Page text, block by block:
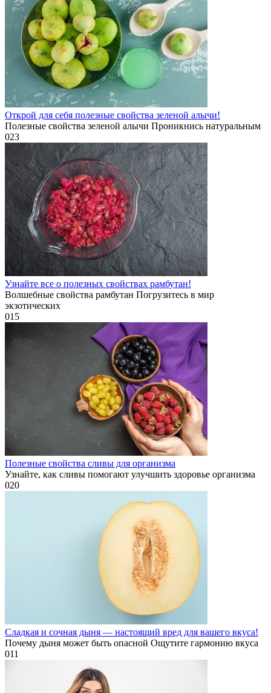
Открой для себя полезные свойства зеленой алычи!
Полезные свойства зеленой алычи Проникнись натуральным
023
Узнайте все о полезных свойствах рамбутан!
Волшебные свойства рамбутан Погрузитесь в мир
экзотических
015
Полезные свойства сливы для организма
Узнайте, как сливы помогают улучшить здоровье организма
020
Сладкая и сочная дыня — настоящий вред для вашего вкуса!
Почему дыня может быть опасной Ощутите гармонию вкуса
011